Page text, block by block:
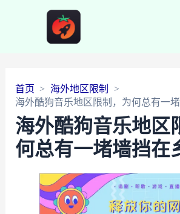
首页
海外地区限制
海外酷狗音乐地区限制，为何总有一堵
海外酷狗音乐地区
何总有一堵墙挡在